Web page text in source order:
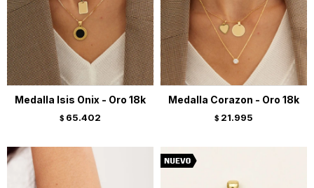
Medalla Isis Onix - Oro 18k
$ 65.402
Medalla Corazon - Oro 18k
$ 21.995